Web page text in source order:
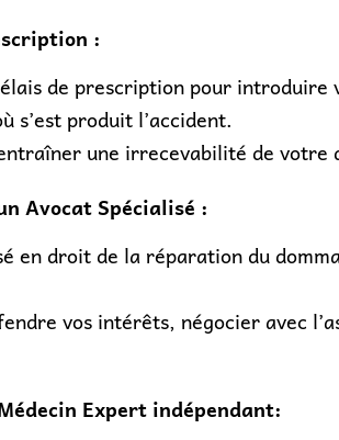
:
de prescription pour
s’est produit l’accident.
une irrecevabilité de
Avocat Spécialisé :
en droit de la réparation du
vos intérêts, négocier avec
Expert indépendant: